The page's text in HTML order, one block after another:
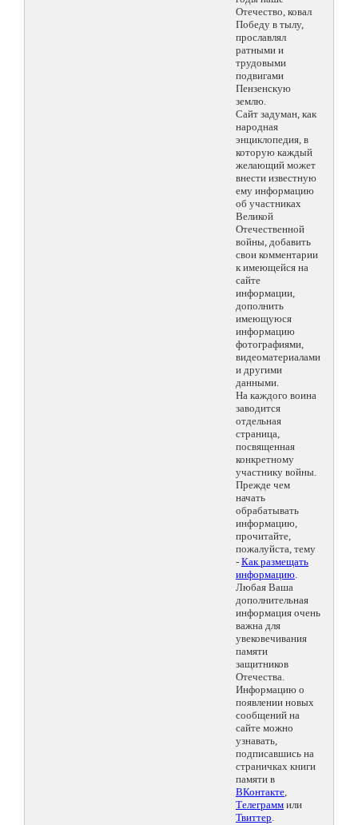
Отечество, ковал
Победу в тылу,
прославлял
ратными и
трудовыми
подвигами
Пензенскую
землю.
Сайт задуман, как
народная
энциклопедия, в
которую каждый
желающий может
внести известную
ему информацию
об участниках
Великой
Отечественной
войны, добавить
свои комментарии
к имеющейся на
сайте
информации,
дополнить
имеющуюся
информацию
фотографиями,
видеоматериалами
и другими
данными.
На каждого воина
заводится
отдельная
страница,
посвященная
конкретному
участнику войны.
Прежде чем
начать
обрабатывать
информацию,
прочитайте,
пожалуйста, тему
- Как размещать
информацию.
Любая Ваша
дополнительная
информация очень
важна для
увековечивания
памяти
защитников
Отечества.
Информацию о
появлении новых
сообщений на
сайте можно
узнавать,
подписавшись на
страничках книги
памяти в
ВКонтакте,
Телеграмм или
Твиттер.